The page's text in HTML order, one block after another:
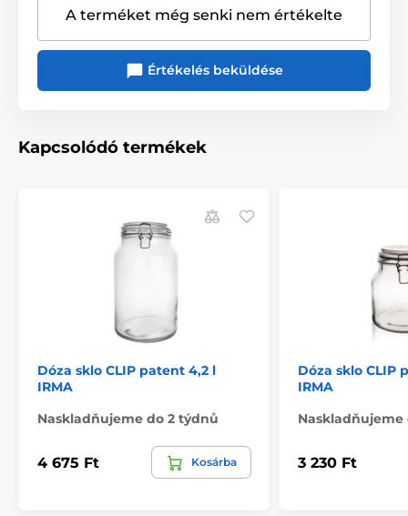
A terméket még senki nem értékelte
Értékelés beküldése
Kapcsolódó termékek
Dóza sklo CLIP patent 4,2 l
IRMA
Naskladňujeme do 2 týdnů
4 675 Ft Kosárba
Dóza sklo CLIP
IRMA
Naskladňujeme
3 230 Ft